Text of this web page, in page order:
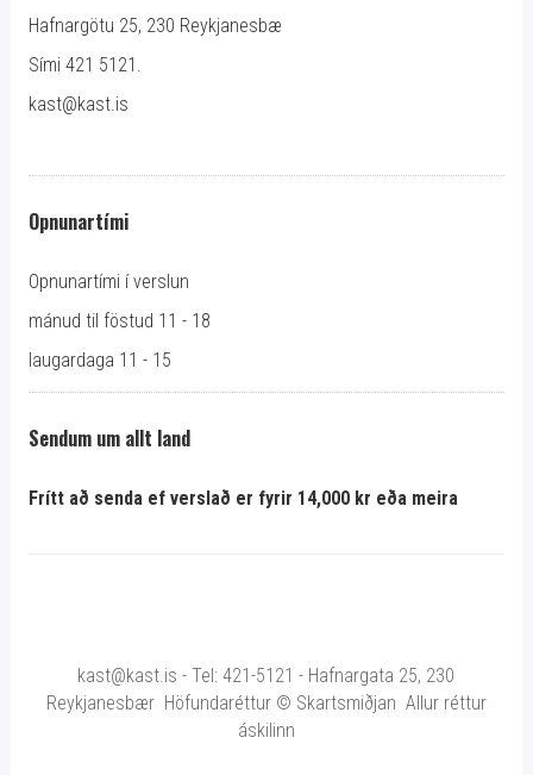
Hafnargötu 25, 230 Reykjanesbæ
Sími 421 5121.
kast@kast.is
Opnunartími
Opnunartími í verslun
mánud til föstud 11 - 18
laugardaga 11 - 15
Sendum um allt land
Frítt að senda ef verslað er fyrir 14,000 kr eða meira
kast@kast.is - Tel: 421-5121 - Hafnargata 25, 230
Reykjanesbær Höfundaréttur © Skartsmiðjan Allur réttur
áskilinn